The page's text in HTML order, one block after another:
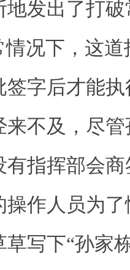
出了打破
情况下，这
签字后才能
来不及，尽
有指挥部会
操作人员为
写下“孙家